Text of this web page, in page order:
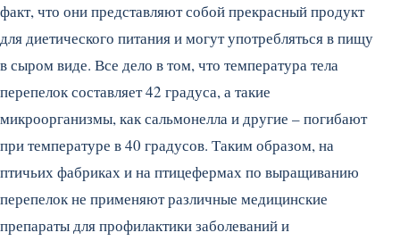
факт, что они представляют собой прекрасный продукт
для диетического питания и могут употребляться в пищу
в сыром виде. Все дело в том, что температура тела
перепелок составляет 42 градуса, а такие
микроорганизмы, как сальмонелла и другие – погибают
при температуре в 40 градусов. Таким образом, на
птичьих фабриках и на птицефермах по выращиванию
перепелок не применяют различные медицинские
препараты для профилактики заболеваний и